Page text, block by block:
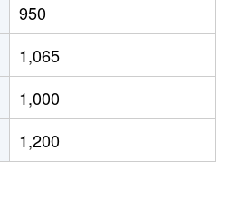
950
1,065
1,000
1,200